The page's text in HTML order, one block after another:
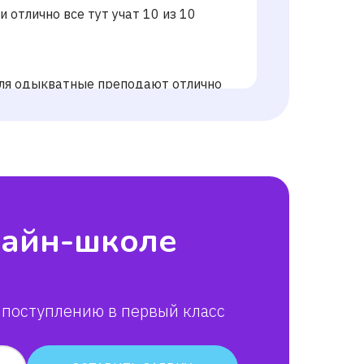
отлично все тут учат 10 из 10
одыкватные преподают отлично
отлично всё обясняют короче
школе
в первый класс